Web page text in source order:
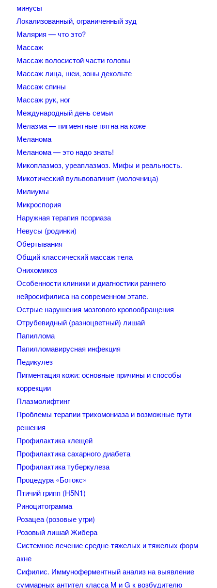
минусы
Локализованный, ограниченный зуд
Малярия — что это?
Массаж
Массаж волосистой части головы
Массаж лица, шеи, зоны декольте
Массаж спины
Массаж рук, ног
Международный день семьи
Мелазма — пигментные пятна на коже
Меланома
Меланома — это надо знать!
Микоплазмоз, уреаплазмоз. Мифы и реальность.
Микотический вульвовагинит (молочница)
Милиумы
Микроспория
Наружная терапия псориаза
Невусы (родинки)
Обертывания
Общий классический массаж тела
Онихомикоз
Особенности клиники и диагностики раннего
нейросифилиса на современном этапе.
Острые нарушения мозгового кровообращения
Отрубевидный (разноцветный) лишай
Папиллома
Папилломавирусная инфекция
Педикулез
Пигментация кожи: основные причины и способы
коррекции
Плазмолифтинг
Проблемы терапии трихомониаза и возможные пути
решения
Профилактика клещей
Профилактика сахарного диабета
Профилактика туберкулеза
Процедура «Ботокс»
Птичий грипп (H5N1)
Риноцитограмма
Розацеа (розовые угри)
Розовый лишай Жибера
Системное лечение средне-тяжелых и тяжелых форм
акне
Сифилис. Иммуноферментный анализ на выявление
суммарных антител класса M и G к возбудителю